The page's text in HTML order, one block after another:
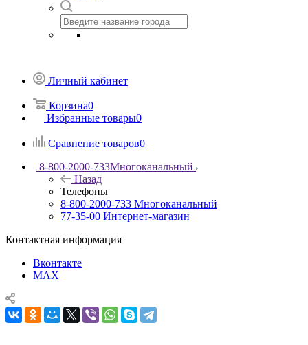
Личный кабинет
Корзина0
Избранные товары0
Сравнение товаров0
8-800-2000-733Многоканальный
Назад
Телефоны
8-800-2000-733 Многоканальный
77-35-00 Интернет-магазин
Контактная информация
Вконтакте
MAX